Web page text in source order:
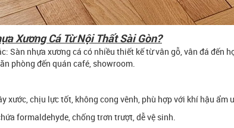
Xương Cá Từ Nội Thất Sài Gòn?
Sàn nhựa xương cá có nhiều thiết kế từ vân gỗ, vân đá đến
phòng đến quán café, showroom.
xước, chịu lực tốt, không cong vênh, phù hợp với khí hậu ẩm
formaldehyde, chống trơn trượt, dễ vệ sinh.